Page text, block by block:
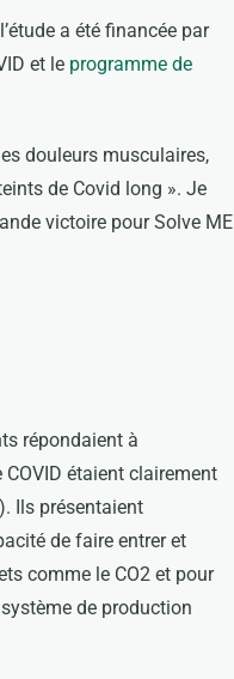
a été financée par
et le programme de
douleurs musculaires,
de Covid long ». Je
victoire pour Solve ME
répondaient à
COVID étaient clairement
Ils présentaient
de faire entrer et
comme le CO2 et pour
de production